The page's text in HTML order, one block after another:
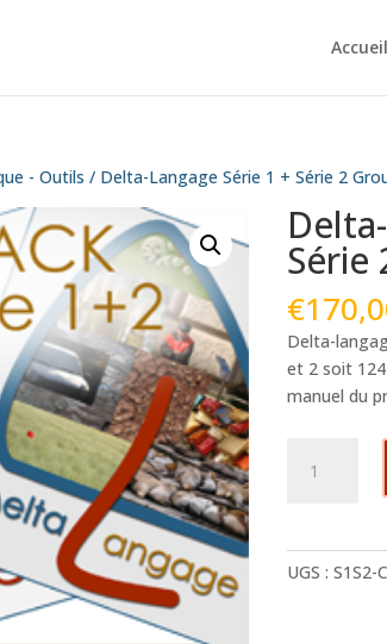
Accueil
- Outils / Delta-Langage Série 1 + Série 2
Série
€
Delta-
et 2 soit
manuel du
UGS :S1S2-